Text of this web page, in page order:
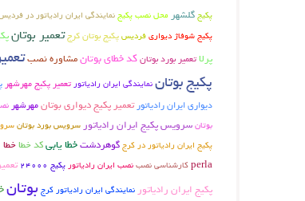
پکیجگلشهر محل نصب پکیجنمایندگی ایران رادیاتور در
پکیج شوفاژ دیواریفردیسپکیج بوتان کرجتعمیر بوتان
پرلاتعمیر بورد بوتانکد خطای بوتانمشاوره نصب
پکیج بوتاننمایندگی ایران رادیاتور تعمیر پکیج مهرشهر
دیواری ایران رادیاتور تعمیر پکیج دیواری بوتانمهرشهر
بوتانسرویس پکیج ایران رادیاتور سرویس بورد بوتان
پکیج ایران رادیاتور در کرجگوهردشتخطا یابیکد خطاخطا
perlaکارشناسی نصبنصب ایران رادیاتور پکیج 24000
تعمیر
پکیج ایران رادیاتور نمایندگی ایران رادیاتور کرج بوتان